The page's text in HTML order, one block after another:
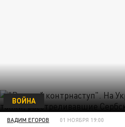
ВОЙНА
ВАДИМ ЕГОРОВ 01 НОЯБРЯ 19:00